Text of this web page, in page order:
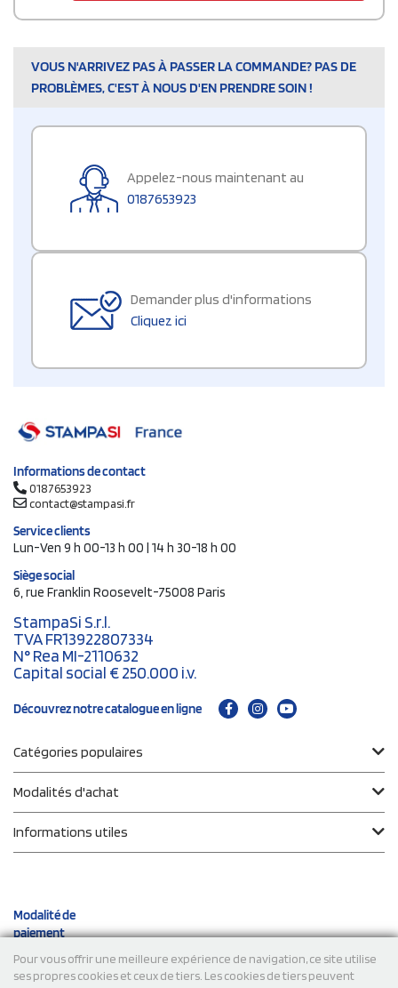
Pour vous offrir une meilleure expérience de navigation, ce site utilise
ses propres cookies et ceux de tiers. Les cookies de tiers peuvent
VOUS N'ARRIVEZ PAS À PASSER LA COMMANDE? PAS DE
PROBLÈMES, C'EST À NOUS D'EN PRENDRE SOIN !
Appelez-nous maintenant au
0187653923
Demander plus d'informations
Cliquez ici
Informations de contact
0187653923
contact@stampasi.fr
Service clients
Lun-Ven 9 h 00-13 h 00 | 14 h 30-18 h 00
Siège social
6, rue Franklin Roosevelt-75008 Paris
StampaSi S.r.l.
TVA FR13922807334
N° Rea MI-2110632
Capital social € 250.000 i.v.
Découvrez notre catalogue en ligne
Catégories populaires
Modalités d'achat
Informations utiles
Modalité de
paiement